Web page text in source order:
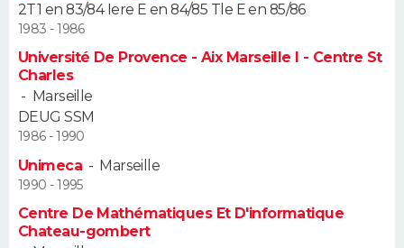
BONS PLANS
CARTE DE VOEUX
Carte de Noël
Carte Bonne année
Carte Saint-Valentin
Carte Pâques
Carte d'anniversaire
DICTIONNAIRE
Dictionnaire
Biographies
Citations
Expressions
Proverbes
PROGRAMME TV
COPAINS D'AVANT
S'inscrire
Se connecter
Lycées
Collèges
Primaires
Universités
Entreprises
Service militaire
Avis de recherche
AVIS DE DÉCÈS
2T1 en 83/84 Iere E en 84/85 Tle E en 85/86
1983 - 1986
Université De Provence - Aix Marseille I - Centre St
Charles
- Marseille
DEUG SSM
1986 - 1990
Unimeca - Marseille
1990 - 1995
Centre De Mathématiques Et D'informatique
Chateau-gombert